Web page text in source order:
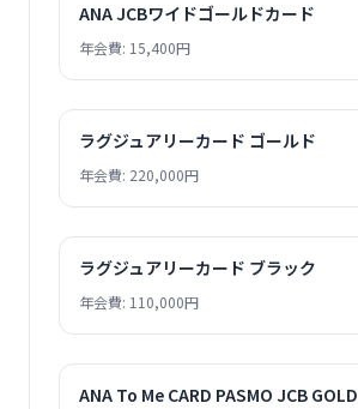
ANA JCBワイドゴールドカード
年会費: 15,400円
ラグジュアリーカード ゴールド
年会費: 220,000円
ラグジュアリーカード ブラック
年会費: 110,000円
ANA To Me CARD PASMO JCB GOLD